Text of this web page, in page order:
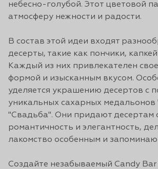
небесно-голубой. Этот цветовой
атмосферу нежности и радости.
В состав этой идеи входят
десерты, такие как пончики,
Каждый из них привлекателен
формой и изысканным вкусом.
уделяется украшению десертов с
уникальных сахарных
"Свадьба". Они придают десертам
романтичность и элегантность,
лакомство особенным и
Создайте незабываемый Candy